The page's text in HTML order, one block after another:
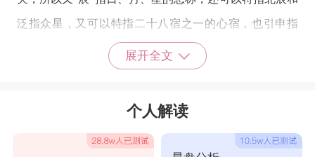
泛指众星，又可以特指二十八宿之一的心宿，也引申指
日、月的交会点和日子等。取名含义是英俊佳人，理智充
足，清俊高雅，出外吉庆，成功荣幸，吉祥如意，平安顺
间、风度，仪容等。取名的寓意和含义是精力充沛、气宇
轩昂、风度翩翩、气质出众、浩瀚无边、胸怀广阔、志向
展开全文
个人解读